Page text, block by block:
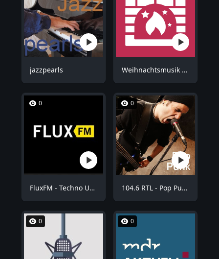
jazzpearls Weihnachtsmusik - Kuschel Weihnachten
0
FluxFM - Techno Underground
0
104.6 RTL - Pop Punk
0 0